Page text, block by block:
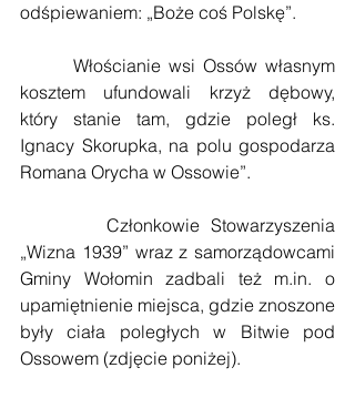
odśpiewaniem: „Boże coś Polskę”.
       Włościanie wsi Ossów własnym
kosztem ufundowali krzyż dębowy,
który stanie tam, gdzie poległ ks.
Ignacy Skorupka, na polu gospodarza
Romana Orycha w Ossowie”.
        Członkowie Stowarzyszenia
„Wizna 1939” wraz z samorządowcami
Gminy Wołomin zadbali też m.in. o
upamiętnienie miejsca, gdzie znoszone
były ciała poległych w Bitwie pod
Ossowem (zdjęcie poniżej).